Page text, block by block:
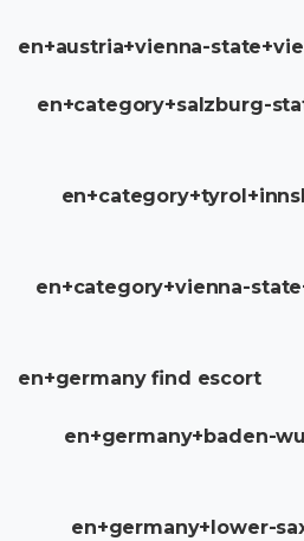
en+austria+vienna-
en+category+salzburg-
en+category+vienna-
en+germany find escort
en+germany+baden-
en+germany+lower-